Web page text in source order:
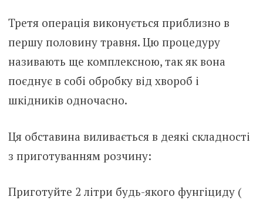
Третя операція виконується приблизно в
першу половину травня. Цю процедуру
називають ще комплексною, так як вона
поєднує в собі обробку від хвороб і
шкідників одночасно.
Ця обставина виливається в деякі складності
з приготуванням розчину:
Приготуйте 2 літри будь-якого фунгіциду (